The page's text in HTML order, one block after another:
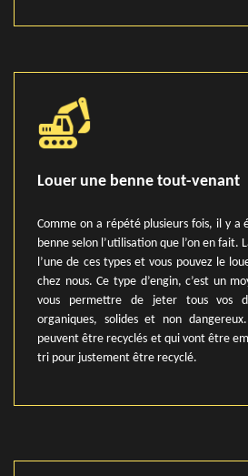
Louer une benne tout-venant
Comme on a répété plusieurs fois, il y a
benne selon l’utilisation que l’on en fait.
l’une de ces types et vous pouvez le
chez nous. Ce type d’engin, c’est un
vous permettre de jeter tous vos
organiques, solides et non
peuvent être recyclés et qui vont être
tri pour justement être recyclé.